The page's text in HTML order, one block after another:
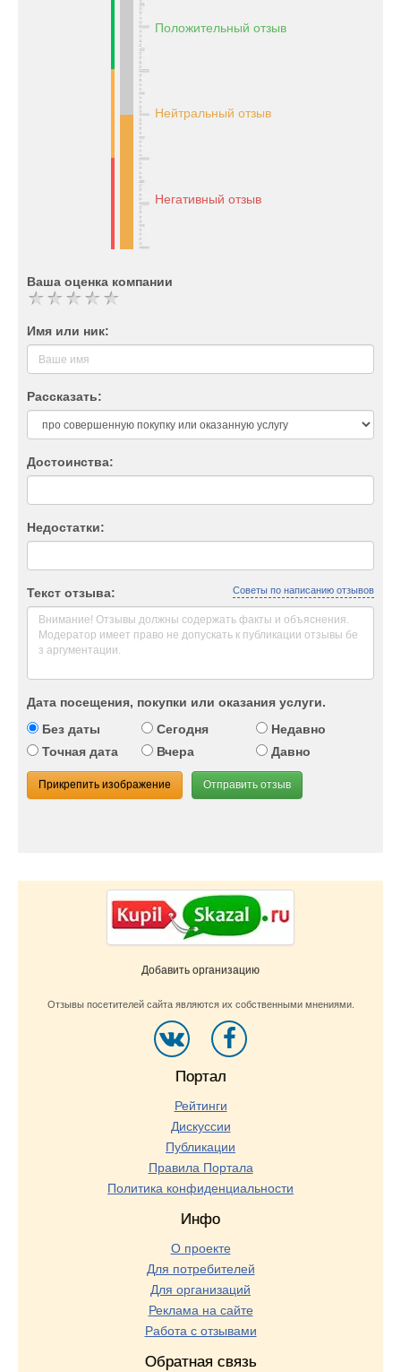
Положительный отзыв
Нейтральный отзыв
Негативный отзыв
Ваша оценка компании
Имя или ник:
Рассказать:
Достоинства:
Недостатки:
Текст отзыва: Советы по написанию отзывов
Дата посещения, покупки или оказания услуги.
Без даты
Сегодня
Недавно
Точная дата
Вчера Давно
Прикрепить изображение Отправить отзыв
Добавить организацию
Отзывы посетителей сайта являются их собственными мнениями.
Портал
Рейтинги
Дискуссии
Публикации
Правила Портала
Политика конфиденциальности
Инфо
О проекте
Для потребителей
Для организаций
Реклама на сайте
Работа с отзывами
Обратная связь